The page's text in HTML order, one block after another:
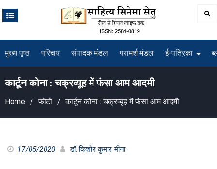
मुख्य पृष्ठ परिचय संपादक मंडल परामर्श मंडल ई-पत्रिका
कार्टून कोना : चक्रव्यूह में फंसा आम आदमी
Home फोटो कार्टून कोना : चक्रव्यूह में फंसा आम आदमी
17/05/2020 डॉ. किशोर कुमार मीना